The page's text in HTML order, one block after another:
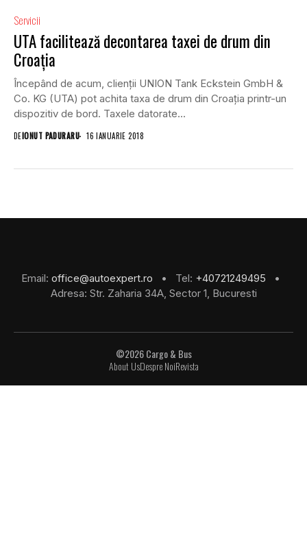
Servicii
UTA facilitează decontarea taxei de drum din
Croația
Începând de acum, clienții UNION Tank Eckstein GmbH &
Co. KG (UTA) pot achita taxa de drum din Croația printr-un
dispozitiv de bord. Taxele datorate...
DEIONUT PADURARU 16 IANUARIE 2018
Email: office@autoexpert.ro • Tel: +40721249495
•
Adresa: Str. Zaharia 34A, Sector 1, Bucuresti
©2026 Cargo & Bus
About UsDespre NoiRevista